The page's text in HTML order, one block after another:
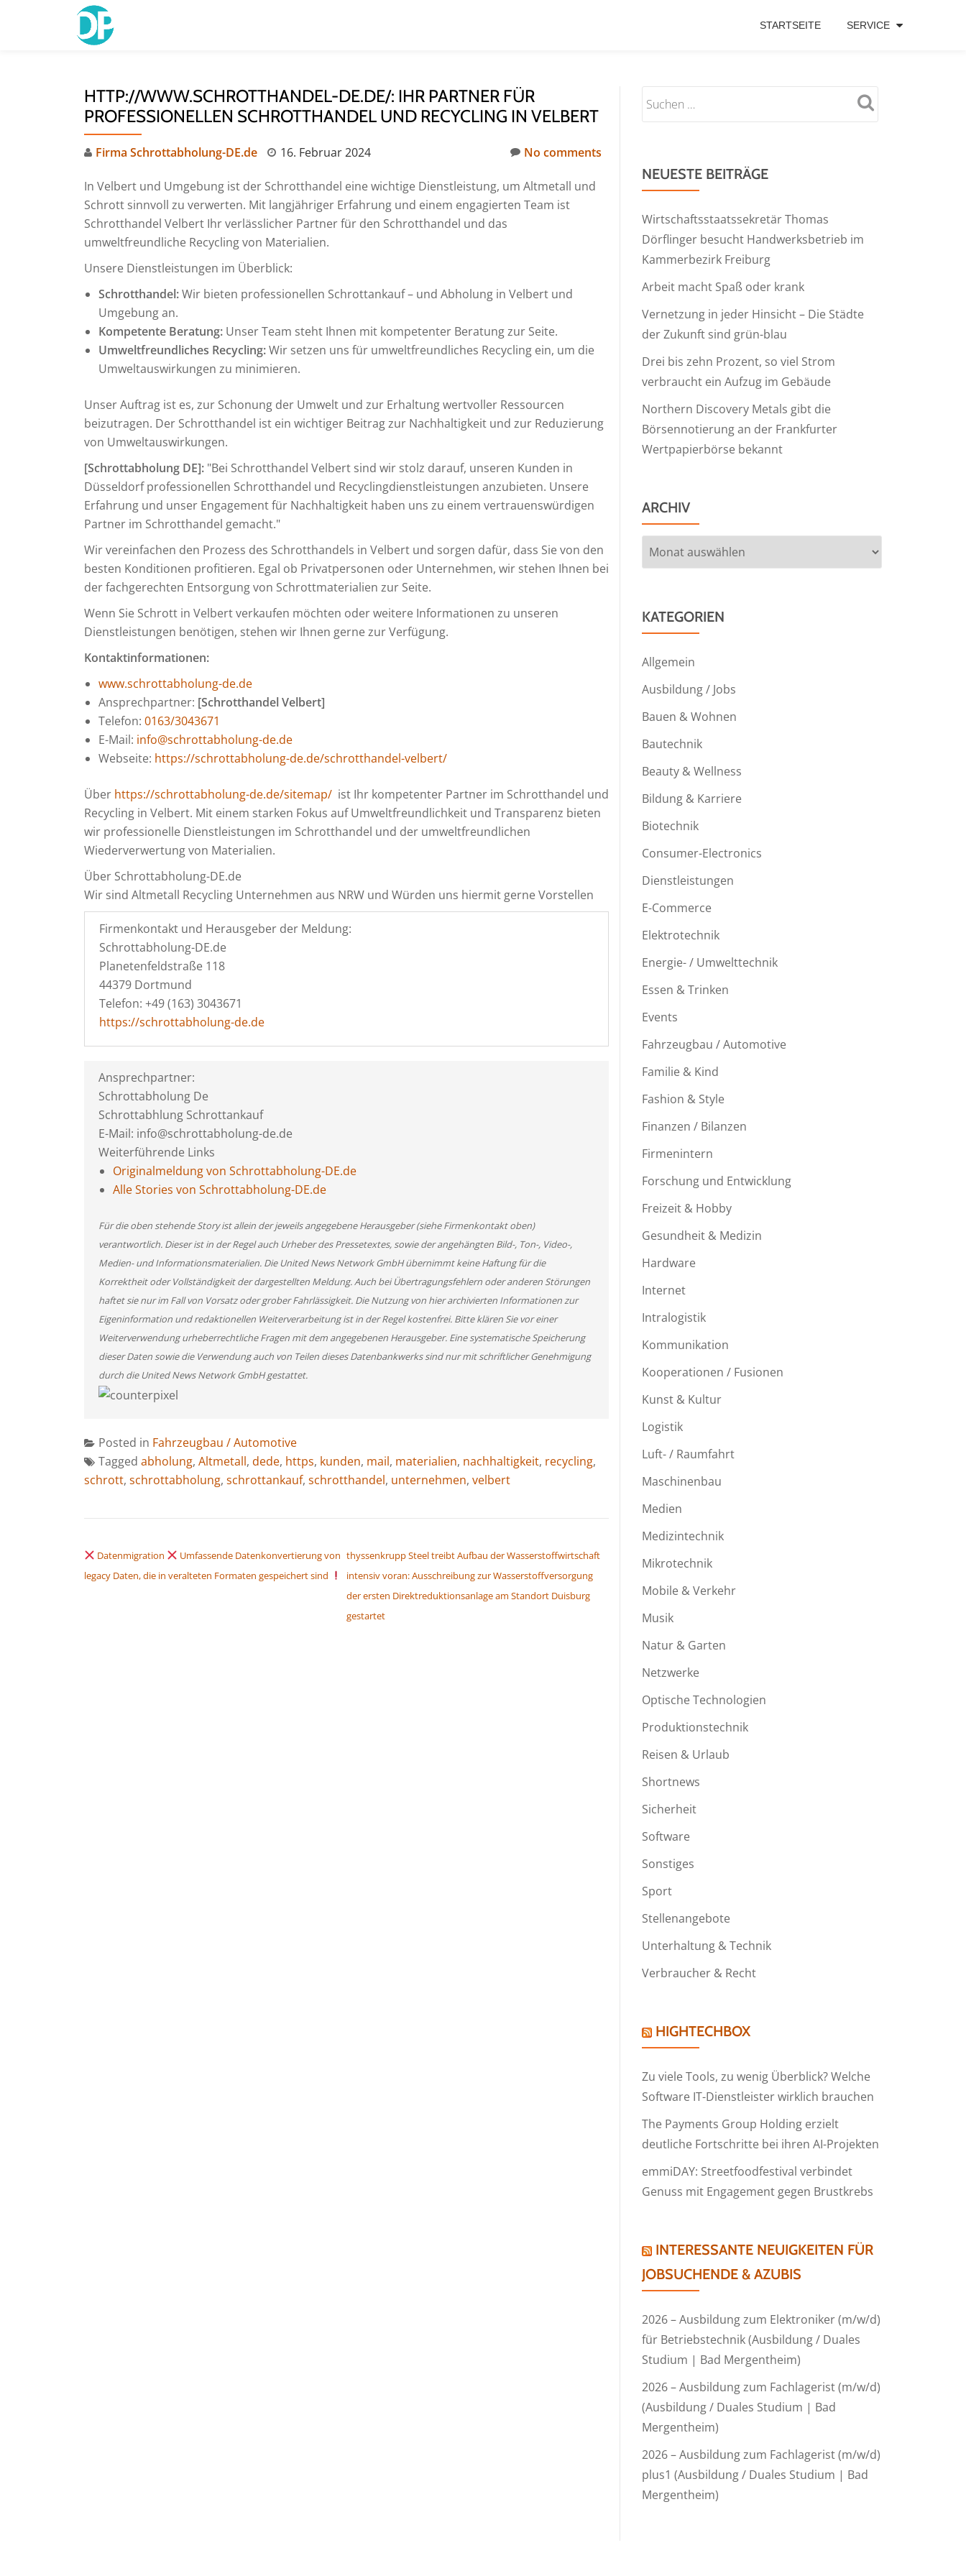
STARTSEITE SERVICE
HTTP://WWW.SCHROTTHANDEL-DE.DE/: IHR PARTNER FÜR
PROFESSIONELLEN SCHROTTHANDEL UND RECYCLING IN VELBERT
Firma Schrottabholung-DE.de 16. Februar 2024 No comments
In Velbert und Umgebung ist der Schrotthandel eine wichtige Dienstleistung, um Altmetall und
Schrott sinnvoll zu verwerten. Mit langjähriger Erfahrung und einem engagierten Team ist
Schrotthandel Velbert Ihr verlässlicher Partner für den Schrotthandel und das
umweltfreundliche Recycling von Materialien.
Unsere Dienstleistungen im Überblick:
Schrotthandel:Wir bieten professionellen Schrottankauf – und Abholung in Velbert und
Umgebung an.
Kompetente Beratung: Unser Team steht Ihnen mit kompetenter Beratung zur Seite.
Umweltfreundliches Recycling:Wir setzen uns für umweltfreundliches Recycling ein, um die
Umweltauswirkungen zu minimieren.
Unser Auftrag ist es, zur Schonung der Umwelt und zur Erhaltung wertvoller Ressourcen
beizutragen. Der Schrotthandel ist ein wichtiger Beitrag zur Nachhaltigkeit und zur Reduzierung
von Umweltauswirkungen.
[Schrottabholung DE]: "Bei Schrotthandel Velbert sind wir stolz darauf, unseren Kunden in
Düsseldorf professionellen Schrotthandel und Recyclingdienstleistungen anzubieten. Unsere
Erfahrung und unser Engagement für Nachhaltigkeit haben uns zu einem vertrauenswürdigen
Partner im Schrotthandel gemacht."
Wir vereinfachen den Prozess des Schrotthandels in Velbert und sorgen dafür, dass Sie von den
besten Konditionen profitieren. Egal ob Privatpersonen oder Unternehmen, wir stehen Ihnen bei
der fachgerechten Entsorgung von Schrottmaterialien zur Seite.
Wenn Sie Schrott in Velbert verkaufen möchten oder weitere Informationen zu unseren
Dienstleistungen benötigen, stehen wir Ihnen gerne zur Verfügung.
Kontaktinformationen:
www.schrottabholung-de.de
Ansprechpartner: [Schrotthandel Velbert]
Telefon: 0163/3043671
E-Mail: info@schrottabholung-de.de
Webseite: https://schrottabholung-de.de/schrotthandel-velbert/
Über https://schrottabholung-de.de/sitemap/ ist Ihr kompetenter Partner im Schrotthandel und
Recycling in Velbert. Mit einem starken Fokus auf Umweltfreundlichkeit und Transparenz bieten
wir professionelle Dienstleistungen im Schrotthandel und der umweltfreundlichen
Wiederverwertung von Materialien.
Über Schrottabholung-DE.de
Wir sind Altmetall Recycling Unternehmen aus NRW und Würden uns hiermit gerne Vorstellen
Firmenkontakt und Herausgeber der Meldung:
Schrottabholung-DE.de
Planetenfeldstraße 118
44379 Dortmund
Telefon: +49 (163) 3043671
https://schrottabholung-de.de
Ansprechpartner:
Schrottabholung De
Schrottabhlung Schrottankauf
E-Mail: info@schrottabholung-de.de
Weiterführende Links
Originalmeldung von Schrottabholung-DE.de
Alle Stories von Schrottabholung-DE.de
Für die oben stehende Story ist allein der jeweils angegebene Herausgeber (siehe Firmenkontakt oben)
verantwortlich. Dieser ist in der Regel auch Urheber des Pressetextes, sowie der angehängten Bild-, Ton-, Video-,
Medien- und Informationsmaterialien. Die United News Network GmbH übernimmt keine Haftung für die
Korrektheit oder Vollständigkeit der dargestellten Meldung. Auch bei Übertragungsfehlern oder anderen Störungen
haftet sie nur im Fall von Vorsatz oder grober Fahrlässigkeit. Die Nutzung von hier archivierten Informationen zur
Eigeninformation und redaktionellen Weiterverarbeitung ist in der Regel kostenfrei. Bitte klären Sie vor einer
Weiterverwendung urheberrechtliche Fragen mit dem angegebenen Herausgeber. Eine systematische Speicherung
dieser Daten sowie die Verwendung auch von Teilen dieses Datenbankwerks sind nur mit schriftlicher Genehmigung
durch die United News Network GmbH gestattet.
Posted in Fahrzeugbau / Automotive
Tagged abholung, Altmetall, dede, https, kunden, mail, materialien, nachhaltigkeit, recycling,
schrott, schrottabholung, schrottankauf, schrotthandel, unternehmen, velbert
Datenmigration
Umfassende Datenkonvertierung von
legacy Daten, die in veralteten Formaten gespeichert sind
thyssenkrupp Steel treibt Aufbau der Wasserstoffwirtschaft
intensiv voran: Ausschreibung zur Wasserstoffversorgung
der ersten Direktreduktionsanlage am Standort Duisburg
gestartet
NEUESTE BEITRÄGE
Wirtschaftsstaatssekretär Thomas
Dörflinger besucht Handwerksbetrieb im
Kammerbezirk Freiburg
Arbeit macht Spaß oder krank
Vernetzung in jeder Hinsicht – Die Städte
der Zukunft sind grün-blau
Drei bis zehn Prozent, so viel Strom
verbraucht ein Aufzug im Gebäude
Northern Discovery Metals gibt die
Börsennotierung an der Frankfurter
Wertpapierbörse bekannt
ARCHIV
Archiv
KATEGORIEN
Allgemein
Ausbildung / Jobs
Bauen & Wohnen
Bautechnik
Beauty & Wellness
Bildung & Karriere
Biotechnik
Consumer-Electronics
Dienstleistungen
E-Commerce
Elektrotechnik
Energie- / Umwelttechnik
Essen & Trinken
Events
Fahrzeugbau / Automotive
Familie & Kind
Fashion & Style
Finanzen / Bilanzen
Firmenintern
Forschung und Entwicklung
Freizeit & Hobby
Gesundheit & Medizin
Hardware
Internet
Intralogistik
Kommunikation
Kooperationen / Fusionen
Kunst & Kultur
Logistik
Luft- / Raumfahrt
Maschinenbau
Medien
Medizintechnik
Mikrotechnik
Mobile & Verkehr
Musik
Natur & Garten
Netzwerke
Optische Technologien
Produktionstechnik
Reisen & Urlaub
Shortnews
Sicherheit
Software
Sonstiges
Sport
Stellenangebote
Unterhaltung & Technik
Verbraucher & Recht
HIGHTECHBOX
Zu viele Tools, zu wenig Überblick? Welche
Software IT-Dienstleister wirklich brauchen
The Payments Group Holding erzielt
deutliche Fortschritte bei ihren AI-Projekten
emmiDAY: Streetfoodfestival verbindet
Genuss mit Engagement gegen Brustkrebs
INTERESSANTE NEUIGKEITEN FÜR
JOBSUCHENDE & AZUBIS
2026 – Ausbildung zum Elektroniker (m/w/d)
für Betriebstechnik (Ausbildung / Duales
Studium | Bad Mergentheim)
2026 – Ausbildung zum Fachlagerist (m/w/d)
(Ausbildung / Duales Studium | Bad
Mergentheim)
2026 – Ausbildung zum Fachlagerist (m/w/d)
plus1 (Ausbildung / Duales Studium | Bad
Mergentheim)